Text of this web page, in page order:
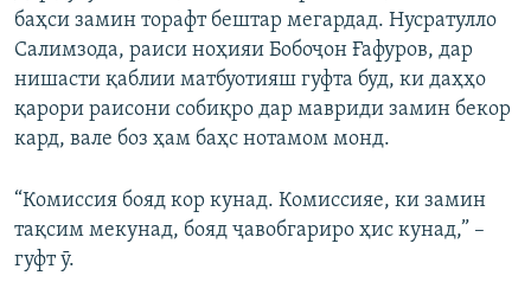
баҳси замин торафт бештар мегардад. Нусратулло
Салимзода, раиси ноҳияи Бобоҷон Ғафуров, дар
нишасти қаблии матбуотияш гуфта буд, ки даҳҳо
қарори раисони собиқро дар мавриди замин бекор
кард, вале боз ҳам баҳс нотамом монд.
“Комиссия бояд кор кунад. Комиссияе, ки замин
тақсим мекунад, бояд ҷавобгариро ҳис кунад,” –
гуфт ӯ.